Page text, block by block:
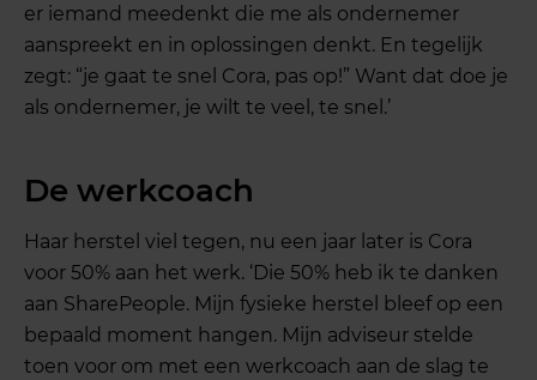
er iemand meedenkt die me als ondernemer
aanspreekt en in oplossingen denkt. En tegelijk
zegt: “je gaat te snel Cora, pas op!” Want dat doe je
als ondernemer, je wilt te veel, te snel.’
De werkcoach
Haar herstel viel tegen, nu een jaar later is Cora
voor 50% aan het werk. ‘Die 50% heb ik te danken
aan SharePeople. Mijn fysieke herstel bleef op een
bepaald moment hangen. Mijn adviseur stelde
toen voor om met een werkcoach aan de slag te